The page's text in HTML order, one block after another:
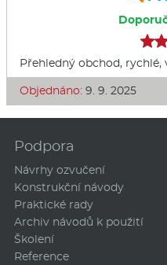
Přehledný obchod, rychlé,
Objednáno: 9. 9. 2025
Podpora
Návrhy ozvučení
Konstrukční návody
Praktické rady
Archiv návodů k použití
Školení
Reference